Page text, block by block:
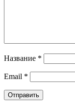
Название *
Email *